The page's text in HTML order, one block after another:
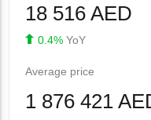
18 516 AED
0.4% YoY
Average price
1 876 421